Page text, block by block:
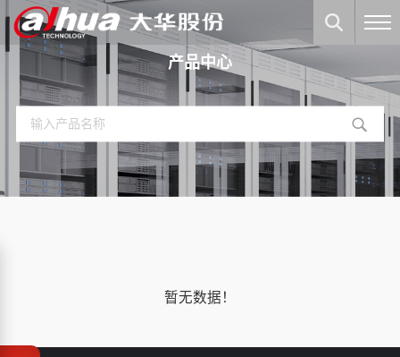
产品中心
暂无数据！